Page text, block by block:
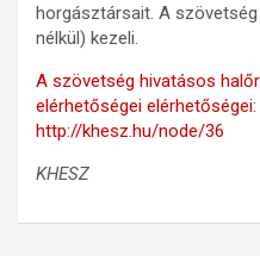
horgásztársait. A
nélkül) kezeli.
A szövetség hivatásos
elérhetőségei elérhetőségei:
http://khesz.hu/node/36
KHESZ